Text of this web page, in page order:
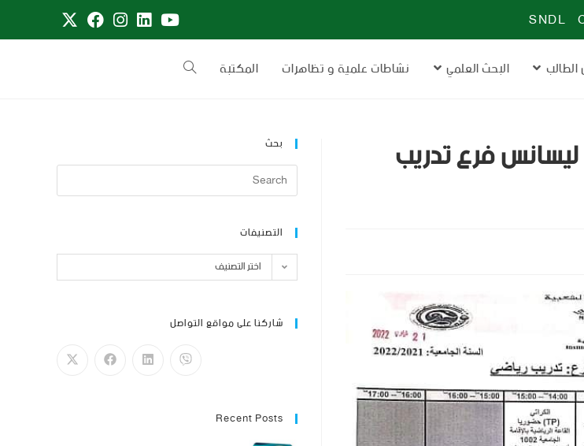
SNDL
البحث العلمي نشاطات علمية و تظاهرات المكتبة
ليسانس فرع تدريب بحث
التصنيفات
اختر التصنيف
شاركنا على مواقع التواصل
Recent Posts